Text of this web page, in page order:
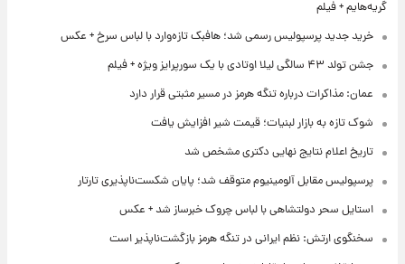
گریه‌هایم + فیلم
خرید جدید پرسپولیس رسمی شد؛ هافبک تازه‌وارد با لباس سرخ + عکس
جشن تولد ۴۳ سالگی لیلا اوتادی با یک سورپرایز ویژه + فیلم
عمان: مذاکرات درباره تنگه هرمز در مسیر مثبتی قرار دارد
شوک تازه به بازار لبنیات؛ قیمت شیر افزایش یافت
تاریخ اعلام نتایج نهایی دکتری مشخص شد
پرسپولیس مقابل آلومینیوم متوقف شد؛ پایان شکست‌ناپذیری تارتار
استایل سحر دولتشاهی با لباس چروک خبرساز شد + عکس
سخنگوی ارتش: نظم ایرانی در تنگه هرمز بازگشت‌ناپذیر است